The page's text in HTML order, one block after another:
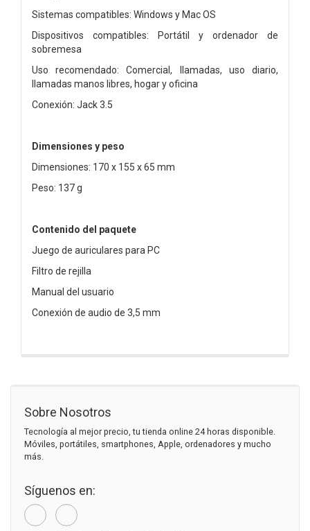
Sistemas compatibles: Windows y Mac OS
Dispositivos compatibles: Portátil y ordenador de
sobremesa
Uso recomendado: Comercial, llamadas, uso diario,
llamadas manos libres, hogar y oficina
Conexión: Jack 3.5
Dimensiones y peso
Dimensiones: 170 x 155 x 65 mm
Peso: 137 g
Contenido del paquete
Juego de auriculares para PC
Filtro de rejilla
Manual del usuario
Conexión de audio de 3,5 mm
Sobre Nosotros
Tecnología al mejor precio, tu tienda online 24 horas disponible.
Móviles, portátiles, smartphones, Apple, ordenadores y mucho
más.
Síguenos en: